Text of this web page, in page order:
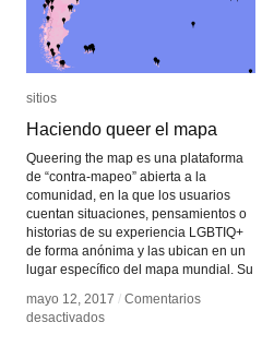
sitios
Haciendo queer el mapa
Queering the map es una plataforma
de “contra-mapeo” abierta a la
comunidad, en la que los usuarios
cuentan situaciones, pensamientos o
historias de su experiencia LGBTIQ+
de forma anónima y las ubican en un
lugar específico del mapa mundial. Su
mayo 12, 2017 / Comentarios
desactivadosen
sitios
Haciendo queer el mapa
mayo 12, 2017 / Comentarios
desactivadosen